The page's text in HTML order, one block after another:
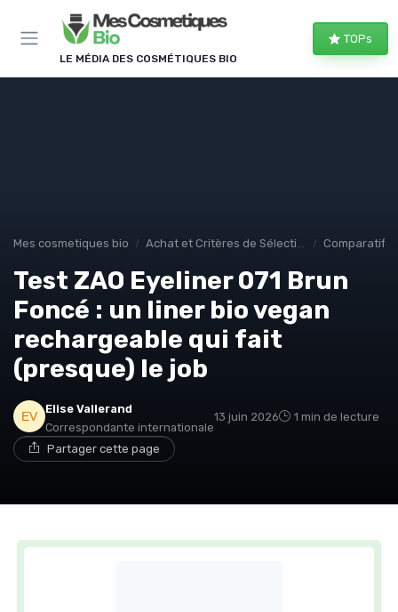
LE MÉDIA DES COSMÉTIQUES BIO
TOPs
Mes cosmetiques bio Achat et Critères de Sélection Comparatifs
Test ZAO Eyeliner 071 Brun
Foncé : un liner bio vegan
rechargeable qui fait
(presque) le job
Elise Vallerand
Correspondante internationale
13 juin 2026 1 min de lecture
Partager cette page
Panneau de gestion des cookies